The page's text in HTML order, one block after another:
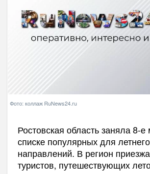
Фото: коллаж RuNews24.ru
Ростовская область заняла 8-е
списке популярных для
направлений. В регион
туристов, путешествующих